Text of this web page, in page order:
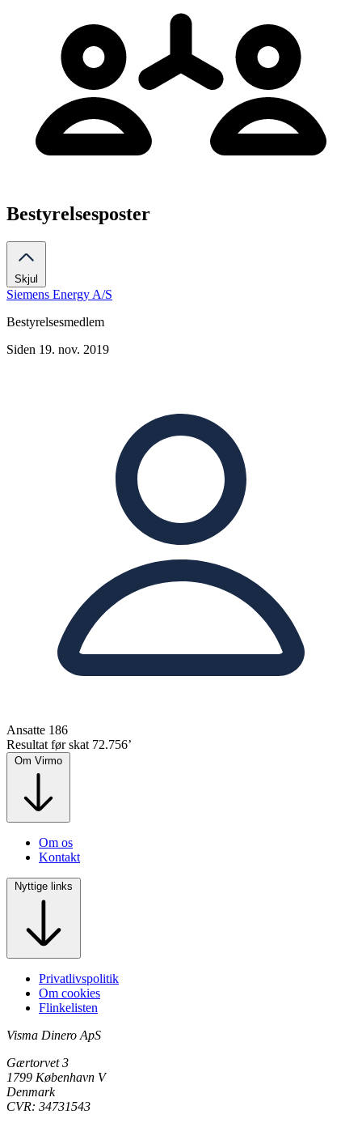
Bestyrelsesposter
Skjul
Siemens Energy A/S
Bestyrelsesmedlem
Siden 19. nov. 2019
Ansatte 186
Resultat før skat 72.756’
Om Virmo
Om os
Kontakt
Nyttige links
Privatlivspolitik
Om cookies
Flinkelisten
Visma Dinero ApS
Gærtorvet 3
1799 København V
Denmark
CVR: 34731543